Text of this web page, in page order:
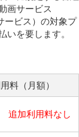
画サービス
ービス）の対象プ
いを要します。
料（月額）
追加利用料なし